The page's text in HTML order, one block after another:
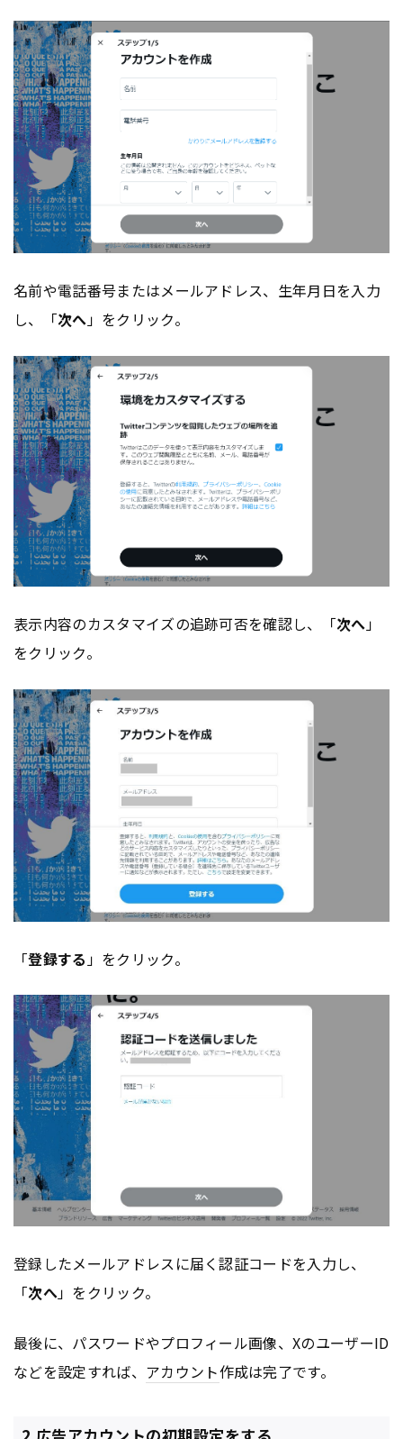
名前や電話番号またはメールアドレス、生年月日を入力
し、「次へ 」をクリック。
表示内容のカスタマイズの追跡可否を確認し、「次へ」
をクリック。
「登録する 」をクリック。
登録したメールアドレスに届く認証コードを入力し、
「次へ」をクリック。
最後に、パスワードやプロフィール画像、XのユーザーID
などを設定すれば、 アカウント作成は完了です。